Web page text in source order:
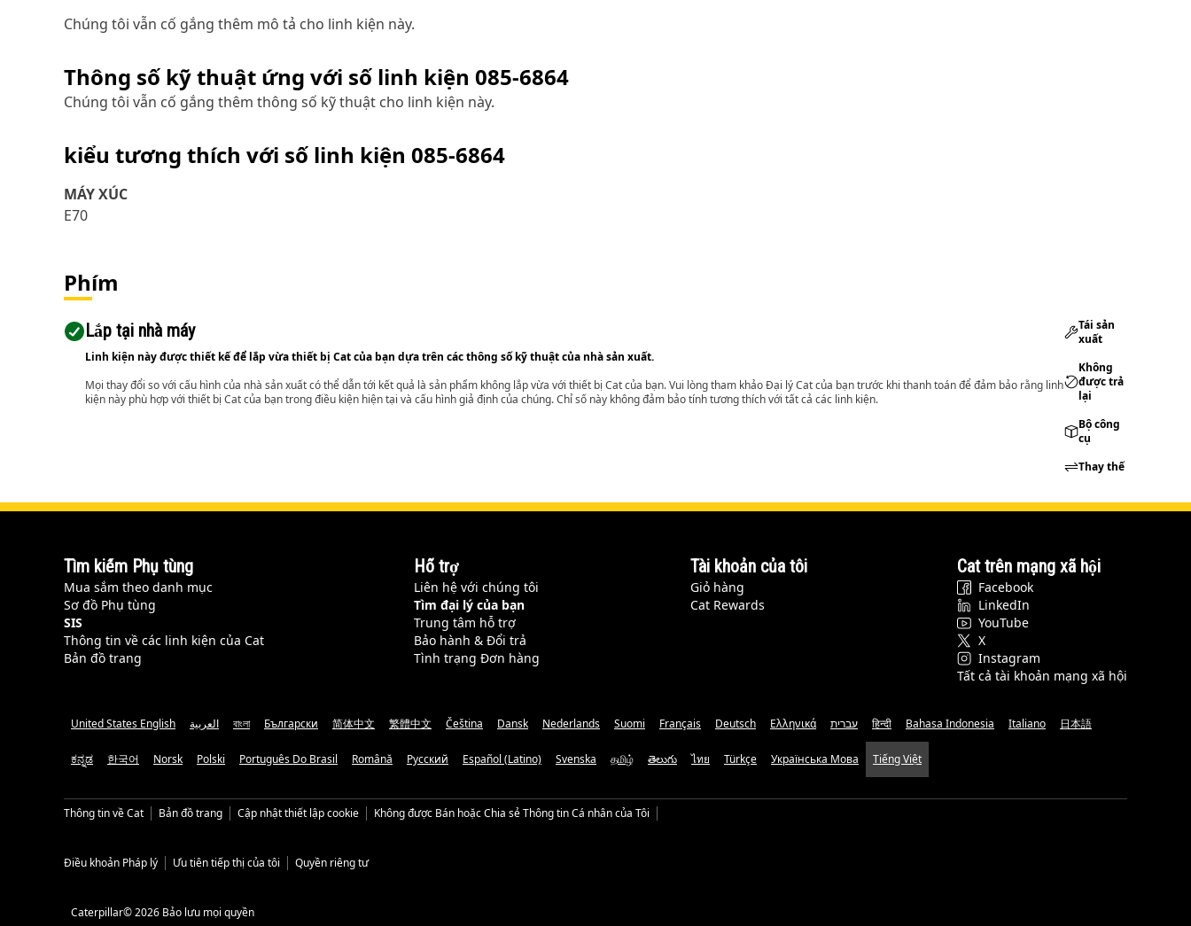
Chúng tôi vẫn cố gắng thêm mô tả cho linh kiện này.
Thông số kỹ thuật ứng với số linh kiện 085-6864
Chúng tôi vẫn cố gắng thêm thông số kỹ thuật cho linh kiện này.
kiểu tương thích với số linh kiện 085-6864
MÁY XÚC
E70
Phím
Lắp tại nhà máy
Linh kiện này được thiết kế để lắp vừa thiết bị Cat của bạn dựa trên các thông số kỹ thuật của nhà sản xuất.
Mọi thay đổi so với cấu hình của nhà sản xuất có thể dẫn tới kết quả là sản phẩm không lắp vừa với thiết bị Cat của bạn. Vui lòng tham khảo Đại lý Cat của bạn trước khi thanh toán để đảm bảo rằng linh
kiện này phù hợp với thiết bị Cat của bạn trong điều kiện hiện tại và cấu hình giả định của chúng. Chỉ số này không đảm bảo tính tương thích với tất cả các linh kiện.
Tái sản
xuất
Không
được trả
lại
Bộ công
cụ
Thay thế
Tìm kiếm Phụ tùng
Mua sắm theo danh mục
Sơ đồ Phụ tùng
SIS
Thông tin về các linh kiện của Cat
Bản đồ trang
Hỗ trợ
Liên hệ với chúng tôi
Tìm đại lý của bạn
Trung tâm hỗ trợ
Bảo hành & Đổi trả
Tình trạng Đơn hàng
Tài khoản của tôi
Giỏ hàng
Cat Rewards
Cat trên mạng xã hội
Facebook
LinkedIn
YouTube
X
Instagram
Tất cả tài khoản mạng xã hội
United States English العربية বাংলা Български 简体中文 繁體中文 Čeština Dansk Nederlands Suomi Français Deutsch Ελληνικά עברית हिन्दी Bahasa Indonesia Italiano 日本語
ಕನ್ನಡ 한국어 Norsk Polski Português Do Brasil Română Русский Español (Latino) Svenska தமிழ் తెలుగు ไทย Türkçe Українська Мова Tiếng Việt
Thông tin về Cat Bản đồ trang Cập nhật thiết lập cookie Không được Bán hoặc Chia sẻ Thông tin Cá nhân của Tôi
Điều khoản Pháp lý Ưu tiên tiếp thị của tôi Quyền riêng tư
Caterpillar© 2026 Bảo lưu mọi quyền